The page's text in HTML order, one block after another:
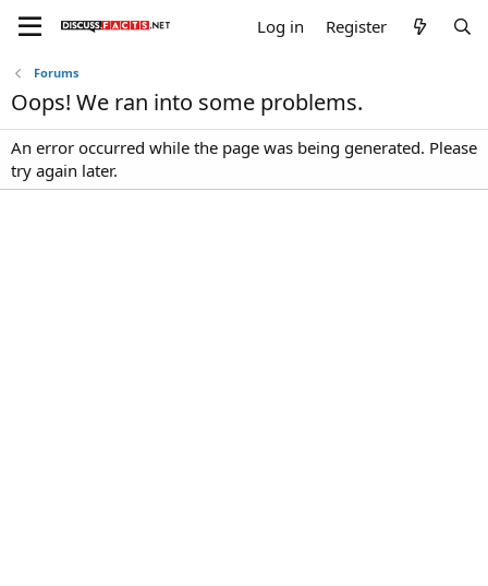
Log in Register
Forums
Oops! We ran into some problems.
An error occurred while the page was being generated. Please
try again later.